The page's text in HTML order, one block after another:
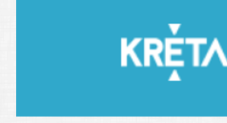
2018/2019 tanév
2019/2020-as tanév